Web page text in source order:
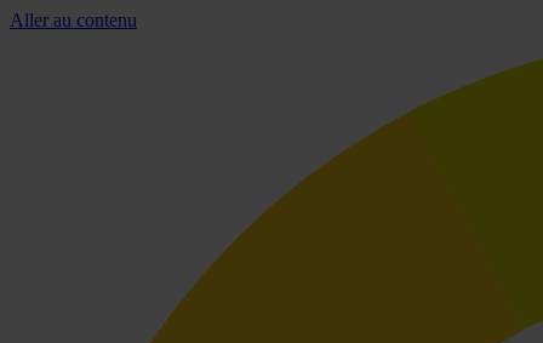
Aller au contenu